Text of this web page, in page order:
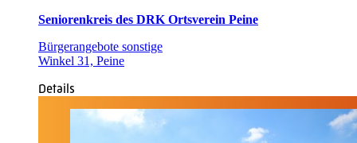
Seniorenkreis des DRK Ortsverein Peine
Bürgerangebote sonstige
Winkel 31, Peine
Details